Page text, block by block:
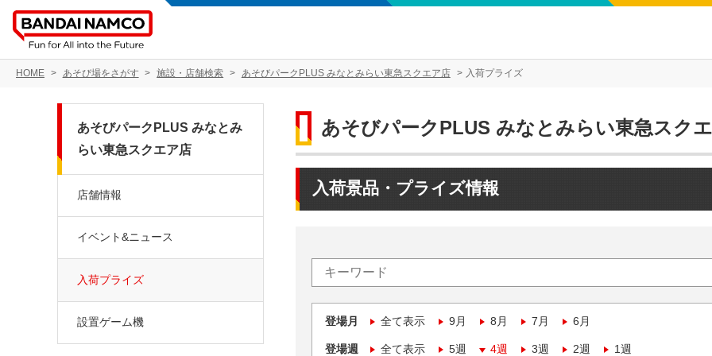
HOME あそび場をさがす 施設・店舗検索 あそびパークPLUS みなとみらい東急スクエア店 入荷プライズ
あそびパークPLUS みなとみらい東急スク
入荷景品・プライズ情報
登場月 全て表示 9月 8月 7月 6月
登場週 全て表示 5週 4週 3週 2週 1週
あそびパークPLUS みなとみ
らい東急スクエア店
店舗情報
イベント&ニュース
入荷プライズ
設置ゲーム機